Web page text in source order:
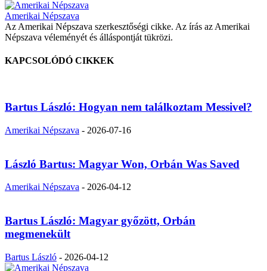
Amerikai Népszava
Az Amerikai Népszava szerkesztőségi cikke. Az írás az Amerikai
Népszava véleményét és álláspontját tükrözi.
KAPCSOLÓDÓ CIKKEK
Bartus László: Hogyan nem találkoztam Messivel?
Amerikai Népszava - 2026-07-16
László Bartus: Magyar Won, Orbán Was Saved
Amerikai Népszava - 2026-04-12
Bartus László: Magyar győzött, Orbán
megmenekült
Bartus László - 2026-04-12